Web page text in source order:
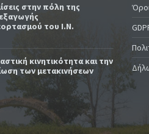
στην πόλη της
του Ι.Ν.
κινητικότητα και την
των μετακινήσεων